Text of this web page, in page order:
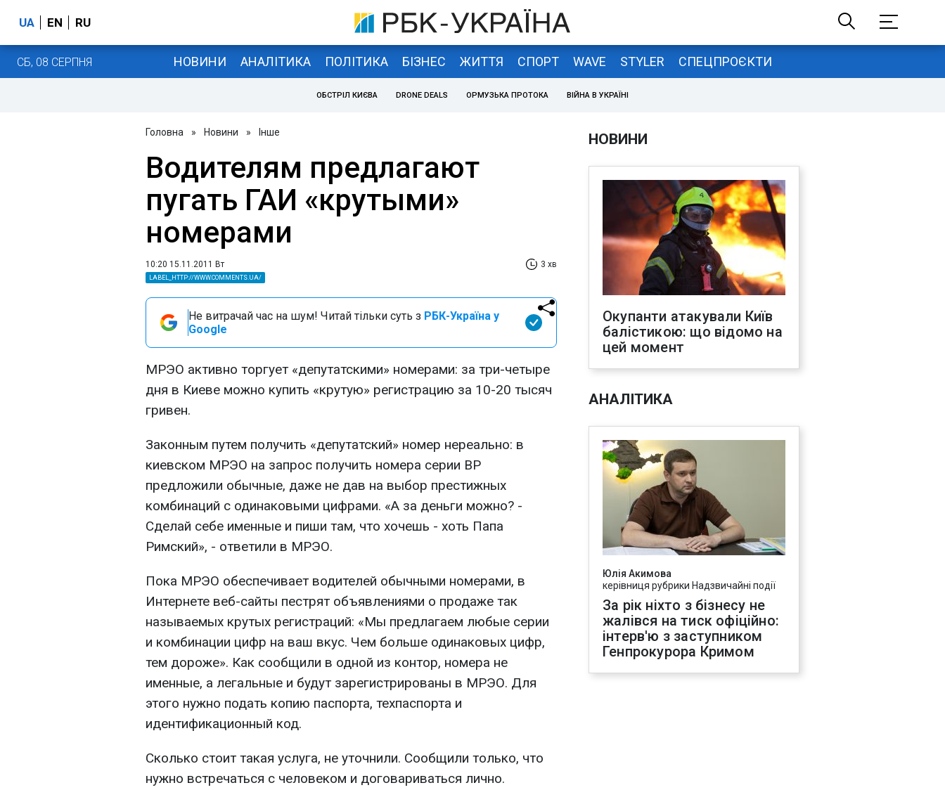
UA EN RU
СБ, 08 СЕРПНЯ НОВИНИ АНАЛІТИКА ПОЛІТИКА БІЗНЕС ЖИТТЯ СПОРТ WAVE STYLER СПЕЦПРОЄКТИ
ОБСТРІЛ КИЄВА DRONE DEALS ОРМУЗЬКА ПРОТОКА ВІЙНА В УКРАЇНІ
Головна » Новини » Інше
Водителям предлагают
пугать ГАИ «крутыми»
номерами
10:20 15.11.2011 Вт 3 хв
LABEL_HTTP://WWW.COMMENTS.UA/
Не витрачай час на шум! Читай тільки суть з РБК-Україна у
Google
МРЭО активно торгует «депутатскими» номерами: за три-четыре
дня в Киеве можно купить «крутую» регистрацию за 10-20 тысяч
гривен.
Законным путем получить «депутатский» номер нереально: в
киевском МРЭО на запрос получить номера серии ВР
предложили обычные, даже не дав на выбор престижных
комбинаций с одинаковыми цифрами. «А за деньги можно? -
Сделай себе именные и пиши там, что хочешь - хоть Папа
Римский», - ответили в МРЭО.
Пока МРЭО обеспечивает водителей обычными номерами, в
Интернете веб-сайты пестрят объявлениями о продаже так
называемых крутых регистраций: «Мы предлагаем любые серии
и комбинации цифр на ваш вкус. Чем больше одинаковых цифр,
тем дороже». Как сообщили в одной из контор, номера не
именные, а легальные и будут зарегистрированы в МРЭО. Для
этого нужно подать копию паспорта, техпаспорта и
идентификационный код.
Сколько стоит такая услуга, не уточнили. Сообщили только, что
нужно встречаться с человеком и договариваться лично.
НОВИНИ
Окупанти атакували Київ
балістикою: що відомо на
цей момент
АНАЛІТИКА
Юлія Акимова
керівниця рубрики Надзвичайні події
За рік ніхто з бізнесу не
жалівся на тиск офіційно:
інтерв'ю з заступником
Генпрокурора Кримом